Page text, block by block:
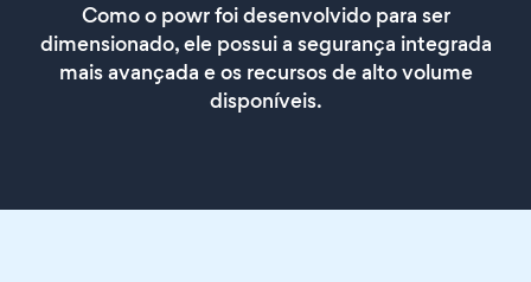
Como o powr foi desenvolvido para ser
dimensionado, ele possui a segurança integrada
mais avançada e os recursos de alto volume
disponíveis.